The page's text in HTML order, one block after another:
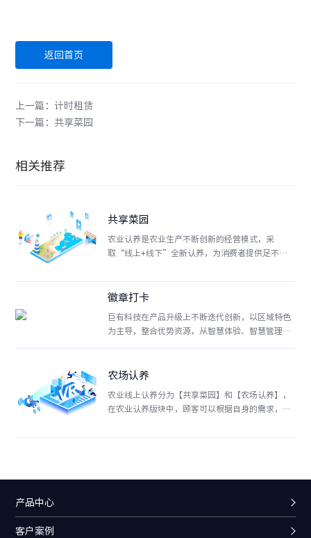
返回首页
上一篇：计时租赁
下一篇：共享菜园
相关推荐
共享菜园
农业认养是农业生产不断创新的经营模式，采
取“线上+线下”全新认养，为消费者提供足不出
徽章打卡
巨有科技在产品升级上不断迭代创新，以区域特色
为主导，整合优势资源，从智慧体验、智慧管理入
农场认养
农业线上认养分为【共享菜园】和【农场认养】，
在农业认养版块中，顾客可以根据自身的需求，进
属于自己的农场或家禽，在平台上通过直播随时监
产品中心
客户案例